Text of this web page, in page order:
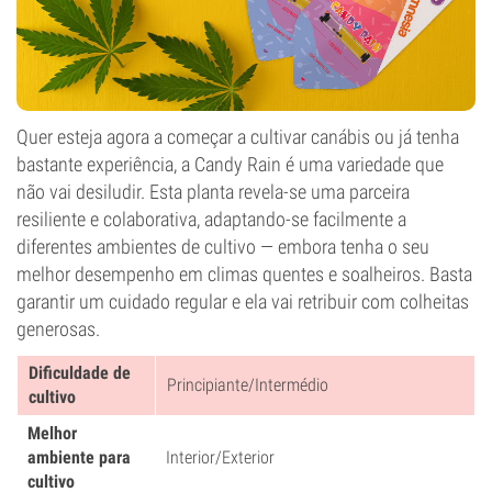
Quer esteja agora a começar a cultivar canábis ou já tenha
bastante experiência, a Candy Rain é uma variedade que
não vai desiludir. Esta planta revela-se uma parceira
resiliente e colaborativa, adaptando-se facilmente a
diferentes ambientes de cultivo — embora tenha o seu
melhor desempenho em climas quentes e soalheiros. Basta
garantir um cuidado regular e ela vai retribuir com colheitas
generosas.
Dificuldade de
cultivo
Principiante/Intermédio
Melhor
ambiente para
cultivo
Interior/Exterior